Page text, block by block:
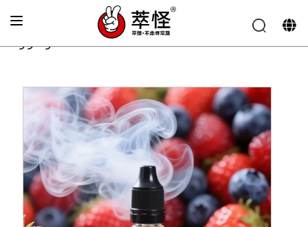
الصفحة الرئيسية نكهة السجائر الإلكترونية»